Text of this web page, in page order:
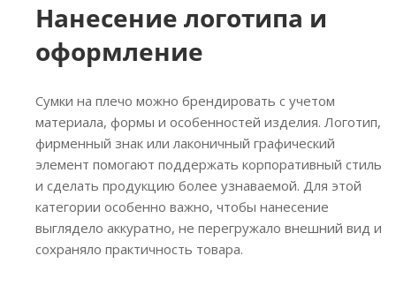
Нанесение логотипа и
оформление
Сумки на плечо можно брендировать с учетом
материала, формы и особенностей изделия. Логотип,
фирменный знак или лаконичный графический
элемент помогают поддержать корпоративный стиль
и сделать продукцию более узнаваемой. Для этой
категории особенно важно, чтобы нанесение
выглядело аккуратно, не перегружало внешний вид и
сохраняло практичность товара.